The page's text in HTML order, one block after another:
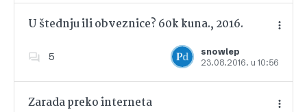
U štednju ili obveznice? 60k kuna., 2016.
5
snowlep
23.08.2016. u 10:56
Dodajte u favorite
Zarada preko interneta